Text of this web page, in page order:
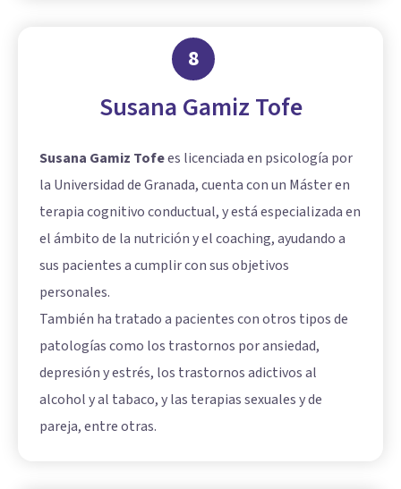
8
Susana Gamiz Tofe
Susana Gamiz Tofees licenciada en psicología por
la Universidad de Granada, cuenta con un Máster en
terapia cognitivo conductual, y está especializada en
el ámbito de la nutrición y el coaching, ayudando a
sus pacientes a cumplir con sus objetivos
personales.
También ha tratado a pacientes con otros tipos de
patologías como los trastornos por ansiedad,
depresión y estrés, los trastornos adictivos al
alcohol y al tabaco, y las terapias sexuales y de
pareja, entre otras.